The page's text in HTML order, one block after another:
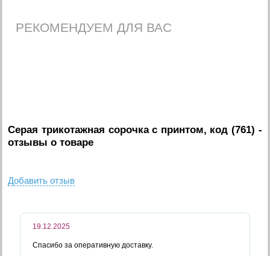
РЕКОМЕНДУЕМ ДЛЯ ВАС
Серая трикотажная сорочка с принтом, код (761) -
отзывы о товаре
Добавить отзыв
19.12.2025
Спасибо за оперативную доставку.